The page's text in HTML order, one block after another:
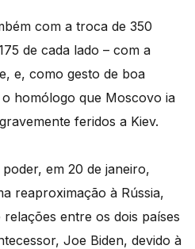
com a troca de 350
de cada lado – com a
e, como gesto de boa
homólogo que Moscovo ia
feridos a Kiev.
em 20 de janeiro,
reaproximação à Rússia,
entre os dois países
Joe Biden, devido à